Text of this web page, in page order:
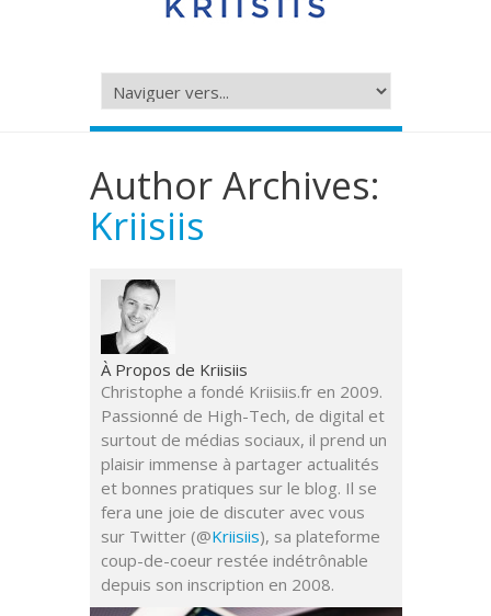
Author Archives:
Kriisiis
À Propos de Kriisiis
Christophe a fondé Kriisiis.fr en 2009.
Passionné de High-Tech, de digital et
surtout de médias sociaux, il prend un
plaisir immense à partager actualités
et bonnes pratiques sur le blog. Il se
fera une joie de discuter avec vous
sur Twitter (@Kriisiis), sa plateforme
coup-de-coeur restée indétrônable
depuis son inscription en 2008.